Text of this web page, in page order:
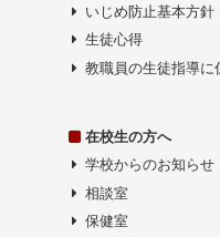
いじめ防止基本方針
生徒心得
教職員の生徒指導に
在校生の方へ
学校からのお知らせ
相談室
保健室